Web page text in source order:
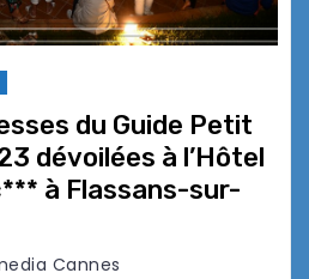
du Guide Petit
dévoilées à l’Hôtel
à Flassans-sur-
Cannes